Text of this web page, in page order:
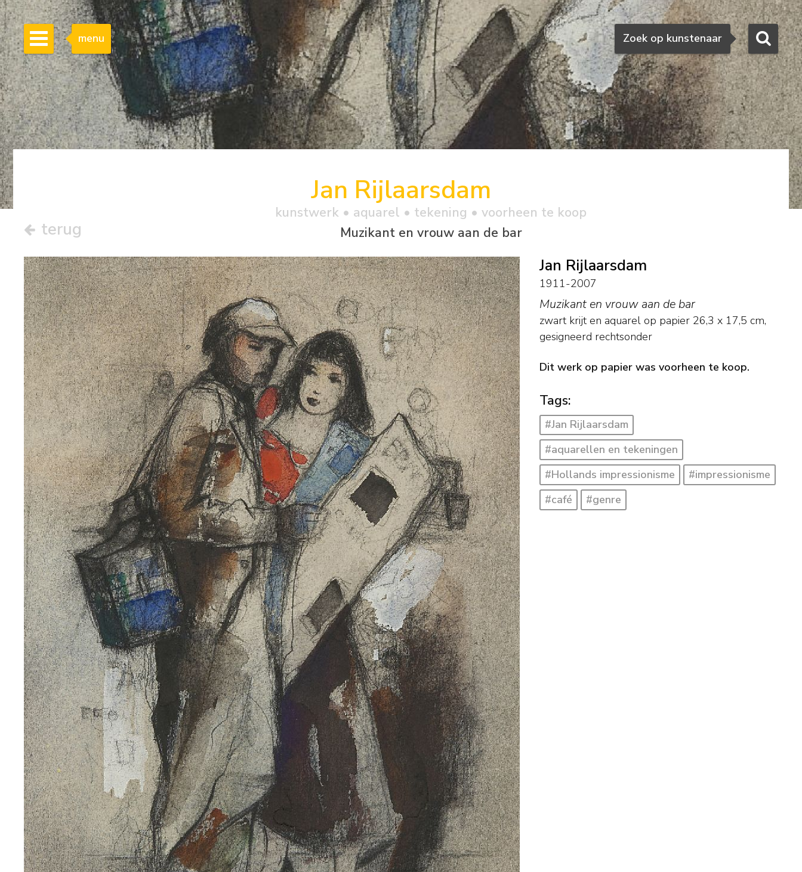
Zoeken
Zoek op kunstenaar
menu
terug
Jan Rijlaarsdam
kunstwerk • aquarel • tekening • voorheen te koop
Muzikant en vrouw aan de bar
Jan Rijlaarsdam
1911-2007
Muzikant en vrouw aan de bar
zwart krijt en aquarel op papier 26,3 x 17,5 cm,
gesigneerd rechtsonder
Dit werk op papier was voorheen te koop.
Tags:
#Jan Rijlaarsdam
#aquarellen en tekeningen
#Hollands impressionisme
#impressionisme
#café
#genre